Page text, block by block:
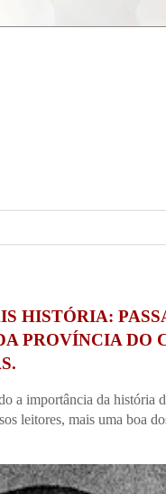
HISTÓRIA:
PROVÍNCIA DO
a importância da história
leitores, mais uma boa